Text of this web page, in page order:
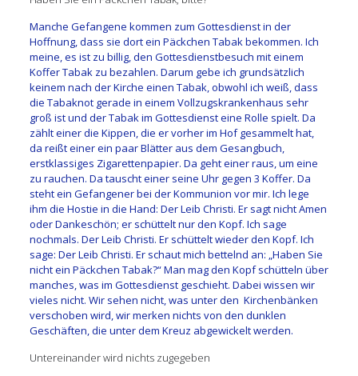
Manche Gefangene kommen zum Gottesdienst in der
Hoffnung, dass sie dort ein Päckchen Tabak bekommen. Ich
meine, es ist zu billig, den Gottesdienstbesuch mit einem
Koffer Tabak zu bezahlen. Darum gebe ich grundsätzlich
keinem nach der Kirche einen Tabak, obwohl ich weiß, dass
die Tabaknot gerade in einem Vollzugskrankenhaus sehr
groß ist und der Tabak im Gottesdienst eine Rolle spielt. Da
zählt einer die Kippen, die er vorher im Hof gesammelt hat,
da reißt einer ein paar Blätter aus dem Gesangbuch,
erstklassiges Zigarettenpapier. Da geht einer raus, um eine
zu rauchen. Da tauscht einer seine Uhr gegen 3 Koffer. Da
steht ein Gefangener bei der Kommunion vor mir. Ich lege
ihm die Hostie in die Hand: Der Leib Christi. Er sagt nicht Amen
oder Dankeschön; er schüttelt nur den Kopf. Ich sage
nochmals. Der Leib Christi. Er schüttelt wieder den Kopf. Ich
sage: Der Leib Christi. Er schaut mich bettelnd an: „Haben Sie
nicht ein Päckchen Tabak?“ Man mag den Kopf schütteln über
manches, was im Gottesdienst geschieht. Dabei wissen wir
vieles nicht. Wir sehen nicht, was unter den Kirchenbänken
verschoben wird, wir merken nichts von den dunklen
Geschäften, die unter dem Kreuz abgewickelt werden.
Untereinander wird nichts zugegeben